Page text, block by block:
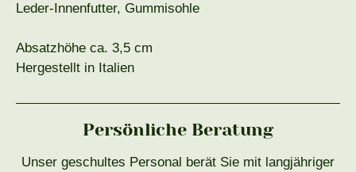
Leder-Innenfutter, Gummisohle
Absatzhöhe ca. 3,5 cm
Hergestellt in Italien
Persönliche Beratung
Unser geschultes Personal berät Sie mit langjähriger